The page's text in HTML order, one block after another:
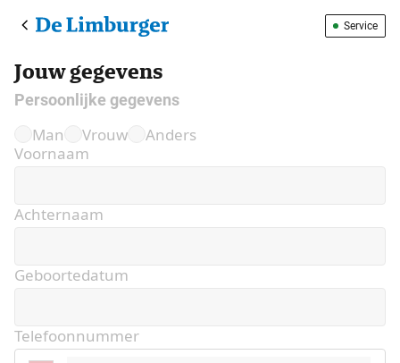
Service
Jouw gegevens
Persoonlijke gegevens
Man Vrouw
Anders
Voornaam
Achternaam
Geboortedatum
Telefoonnummer